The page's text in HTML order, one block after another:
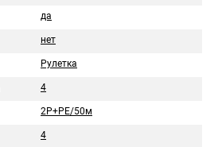
да
нет
Рулетка
4
2Р+PЕ/50м
4